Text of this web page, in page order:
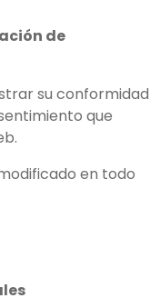
de
su conformidad
que
en todo